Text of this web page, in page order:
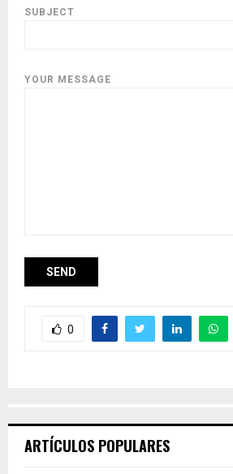
SUBJECT
YOUR MESSAGE
0
ARTÍCULOS POPULARES